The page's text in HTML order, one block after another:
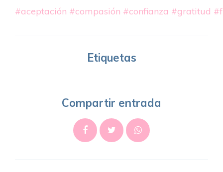
#aceptación #compasión #confianza #gratitud
Etiquetas
Compartir entrada